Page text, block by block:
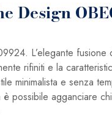
Design
L’elegante
rifiniti e la
minimalista e senza
possibile agganciare